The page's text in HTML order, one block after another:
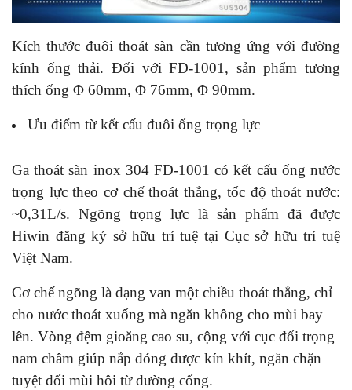
Kích thước đuôi thoát sàn cần tương ứng với đường
kính ống thải. Đối với FD-1001, sản phẩm tương
thích ống Φ 60mm, Φ 76mm, Φ 90mm.
Ưu điểm từ kết cấu đuôi ống trọng lực
Ga thoát sàn inox 304 FD-1001 có kết cấu ống nước
trọng lực theo cơ chế thoát thẳng, tốc độ thoát nước:
~0,31L/s. Ngõng trọng lực là sản phẩm đã được
Hiwin đăng ký sở hữu trí tuệ tại Cục sở hữu trí tuệ
Việt Nam.
Cơ chế ngõng là dạng van một chiều thoát thẳng, chỉ
cho nước thoát xuống mà ngăn không cho mùi bay
lên. Vòng đệm gioăng cao su, cộng với cục đối trọng
nam châm giúp nắp đóng được kín khít, ngăn chặn
tuyệt đối mùi hôi từ đường cống.